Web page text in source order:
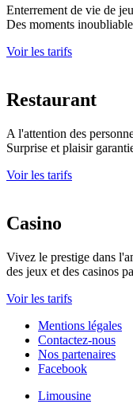
Enterrement de vie de
Des moments
Voir les tarifs
Restaurant
A l'attention des
Surprise et plaisir
Voir les tarifs
Casino
Vivez le prestige dans
des jeux et des casinos
Voir les tarifs
Mentions légales
Contactez-nous
Nos partenaires
Facebook
Limousine